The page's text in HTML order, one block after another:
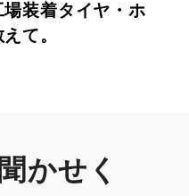
装着タイヤ・ホ
て。
かせく